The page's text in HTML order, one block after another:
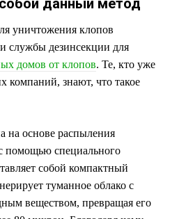
уничтожения клопов
службы дезинсекции для
домов от клопов. Те, кто уже
компаний, знают, что такое
на основе распыления
помощью специального
собой компактный
туманное облако с
веществом, превращая его